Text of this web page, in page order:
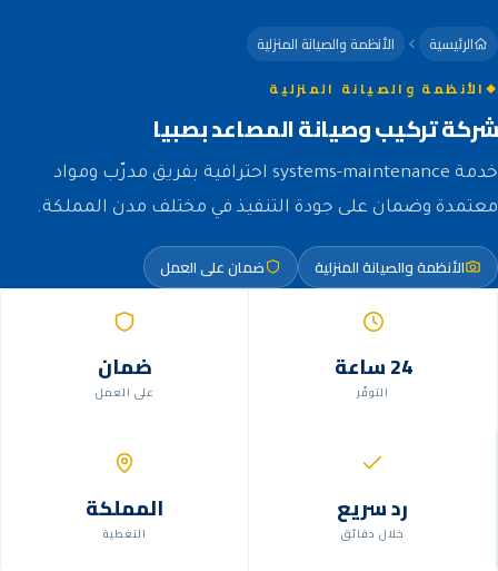
الرئيسية الأنظمة والصيانة المنزلية
الأنظمة والصيانة المنزلية
شركة تركيب وصيانة المصاعد بصبيا
خدمة systems-maintenance احترافية بفريق مدرّب ومواد
معتمدة وضمان على جودة التنفيذ في مختلف مدن المملكة.
الأنظمة والصيانة المنزلية ضمان على العمل
24 ساعة
التوفّر
ضمان
على العمل
رد سريع
خلال دقائق
المملكة
التغطية